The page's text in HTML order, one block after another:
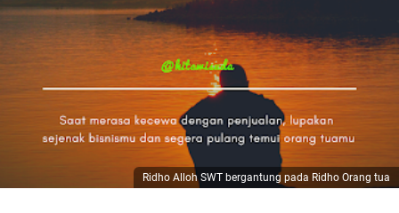
Ridho Alloh SWT bergantung pada Ridho Orang tua